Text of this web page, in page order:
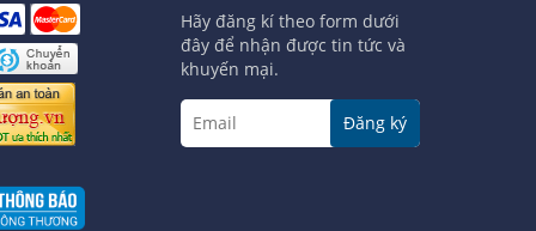
Hãy đăng kí theo form dưới
đây để nhận được tin tức và
khuyến mại.
Đăng ký